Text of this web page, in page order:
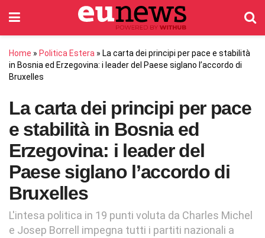
Home » Politica Estera » La carta dei principi per pace e stabilità
in Bosnia ed Erzegovina: i leader del Paese siglano l’accordo di
Bruxelles
La carta dei principi per pace
e stabilità in Bosnia ed
Erzegovina: i leader del
Paese siglano l’accordo di
Bruxelles
L'intesa politica in 19 punti voluta da Charles Michel
e Josep Borrell impegna tutti i partiti nazionali a